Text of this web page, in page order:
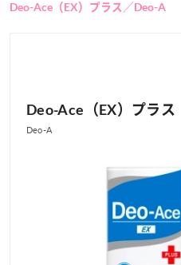
Deo-Ace（EX）プラス／Deo-A
Deo-Ace（EX）プラス
Deo-A